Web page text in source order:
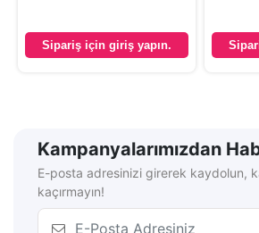
Sipariş için giriş yapın.
Kampanyalarımızdan
E-posta adresinizi girerek kaydolun,
kaçırmayın!